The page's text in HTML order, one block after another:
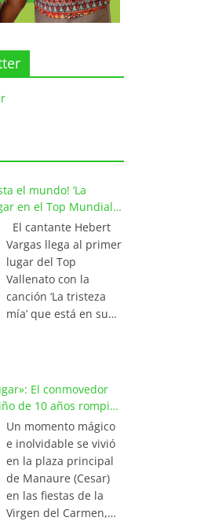
el mundo! ‘La
en el Top Mundial
El cantante Hebert
Vargas llega al primer
lugar del Top
Vallenato con la
canción ‘La tristeza
mía’ que está en su
de los listados
musicales en
Colombia y países de
América y Europa.
Esta emotiva
composición del
maestro Wilfran
Castillo se posicionó
en el primer lugar de
El conmovedor
de 10 años rompió
Villazón
Un momento mágico
e inolvidable se vivió
en la plaza principal
de Manaure (Cesar)
en las fiestas de la
Virgen del Carmen,